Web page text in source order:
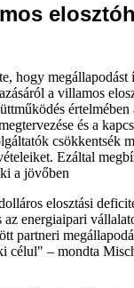
hogy megállapodást
a villamos
és a
csökkentsék
Ezáltal
a jövőben
elosztási
energiaipari
partneri
célul" – mondta